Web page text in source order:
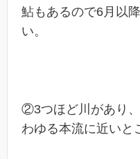
鮎もあるので6月以
い。
②3つほど川があり
わゆる本流に近いと